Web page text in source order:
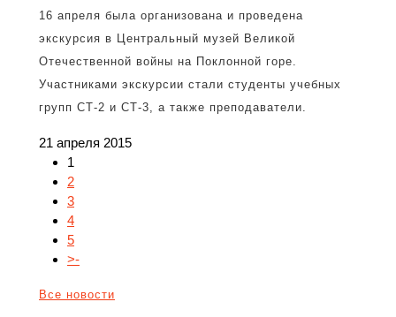
16 апреля была организована и проведена
экскурсия в Центральный музей Великой
Отечественной войны на Поклонной горе.
Участниками экскурсии стали студенты учебных
групп СТ-2 и СТ-3, а также преподаватели.
21 апреля 2015
1
2
3
4
5
>-
Все новости